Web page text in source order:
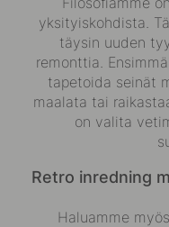
yksityiskohdista.
täysin uuden
remonttia.
tapetoida seinät
maalata tai
on valita
Retro inredning
Haluamme